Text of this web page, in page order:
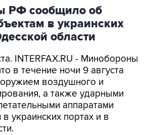
РФ сообщило об
в украинских
области
INTERFAX.RU - Минобороны
в течение ночи 9 августа
воздушного и
а также ударными
аппаратами
украинских портах и в